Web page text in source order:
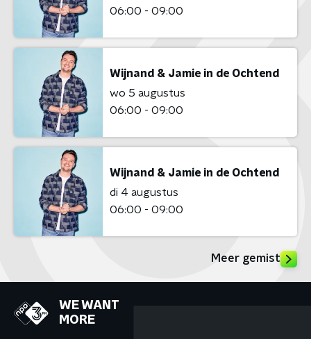
06:00 - 09:00
Wijnand & Jamie in de Ochtend
wo 5 augustus
06:00 - 09:00
Wijnand & Jamie in de Ochtend
di 4 augustus
06:00 - 09:00
Meer gemist
WE WANT
MORE